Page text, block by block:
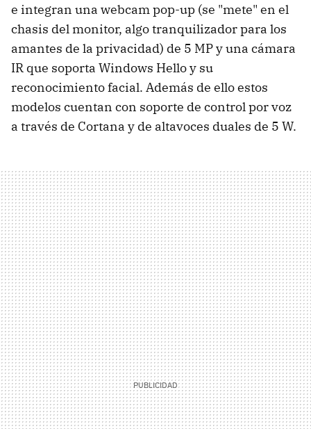
e integran una webcam pop-up (se "mete" en el
chasis del monitor, algo tranquilizador para los
amantes de la privacidad) de 5 MP y una cámara
IR que soporta Windows Hello y su
reconocimiento facial. Además de ello estos
modelos cuentan con soporte de control por voz
a través de Cortana y de altavoces duales de 5 W.